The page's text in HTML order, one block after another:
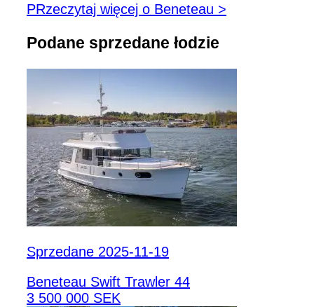
PRzeczytaj więcej o Beneteau >
Podane sprzedane łodzie
Sprzedane 2025-11-19
Beneteau Swift Trawler 44
3 500 000 SEK